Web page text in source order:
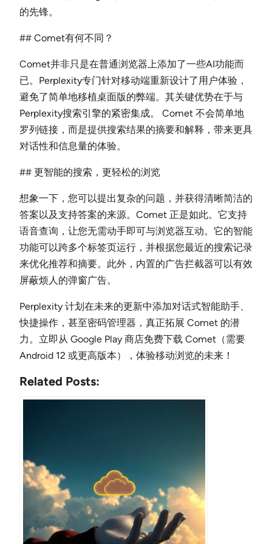
的先锋。
## Comet有何不同？
Comet并非只是在普通浏览器上添加了一些AI功能而
已。Perplexity专门针对移动端重新设计了用户体验，
避免了简单地移植桌面版的弊端。其关键优势在于与
Perplexity搜索引擎的紧密集成。 Comet 不会简单地
罗列链接，而是提供搜索结果的摘要和解释，带来更具
对话性和信息量的体验。
## 更智能的搜索，更轻松的浏览
想象一下，您可以提出复杂的问题，并获得清晰简洁的
答案以及支持答案的来源。Comet 正是如此。它支持
语音查询，让您无需动手即可与浏览器互动。它的智能
功能可以跨多个标签页运行，并根据您最近的搜索记录
来优化推荐和摘要。此外，内置的广告拦截器可以有效
屏蔽烦人的弹窗广告。
Perplexity 计划在未来的更新中添加对话式智能助手、
快捷操作，甚至密码管理器，真正拓展 Comet 的潜
力。立即从 Google Play 商店免费下载 Comet（需要
Android 12 或更高版本），体验移动浏览的未来！
Related Posts: